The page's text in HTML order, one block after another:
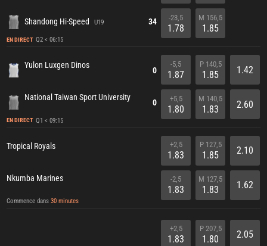
Shandong Hi-Speed U19
EN DIRECT Q2 < 06:15
34 -23,5
1.78
M 156,5
1.85
Yulon Luxgen Dinos
National Taiwan Sport University
EN DIRECT Q1 < 09:15
0
0
-5,5
1.87
+5,5
1.80
P 140,5
1.85
M 140,5
1.83
1.42
2.60
Tropical Royals
Nkumba Marines
Commence dans30 minutes
+2,5
1.83
-2,5
1.83
P 127,5
1.85
M 127,5
1.83
2.10
1.62
+2,5
1.83
P 207,5
1.80 2.05